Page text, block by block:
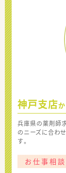
神戸支店
兵庫県の薬剤師
のニーズに合わ
す。
お仕事相